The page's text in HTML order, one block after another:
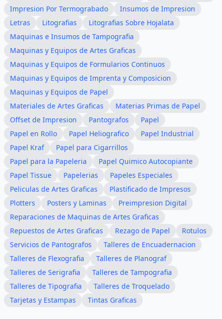
Impresion Por Termograbado
Insumos de Impresion
Letras
Litografias
Litografias Sobre Hojalata
Maquinas e Insumos de Tampografia
Maquinas y Equipos de Artes Graficas
Maquinas y Equipos de Formularios Continuos
Maquinas y Equipos de Imprenta y Composicion
Maquinas y Equipos de Papel
Materiales de Artes Graficas
Materias Primas de Papel
Offset de Impresion
Pantografos
Papel
Papel en Rollo
Papel Heliografico
Papel Industrial
Papel Kraf
Papel para Cigarrillos
Papel para la Papeleria
Papel Quimico Autocopiante
Papel Tissue
Papelerias
Papeles Especiales
Peliculas de Artes Graficas
Plastificado de Impresos
Plotters
Posters y Laminas
Preimpresion Digital
Reparaciones de Maquinas de Artes Graficas
Repuestos de Artes Graficas
Rezago de Papel
Rotulos
Servicios de Pantografos
Talleres de Encuadernacion
Talleres de Flexografia
Talleres de Planograf
Talleres de Serigrafia
Talleres de Tampografia
Talleres de Tipografia
Talleres de Troquelado
Tarjetas y Estampas
Tintas Graficas